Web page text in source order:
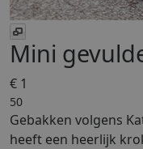
Mini
€ 1
50
Gebakken volgens
heeft een heerlijk